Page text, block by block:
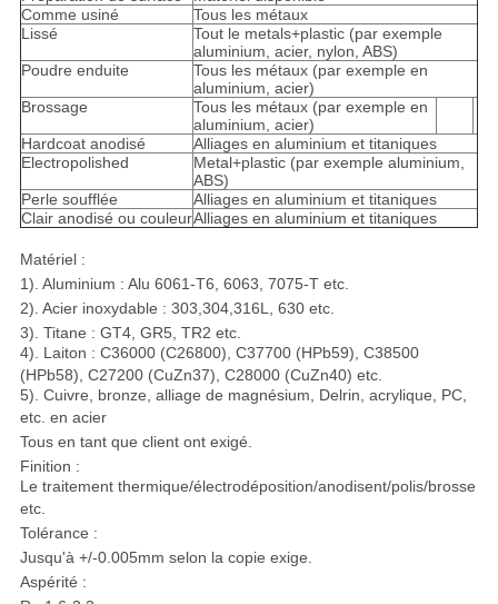
Comme usiné
Tous les métaux
Lissé
Tout le metals+plastic (par exemple
aluminium, acier, nylon, ABS)
Poudre enduite
Tous les métaux (par exemple en
aluminium, acier)
Brossage
Tous les métaux (par exemple en
aluminium, acier)
Hardcoat anodisé
Alliages en aluminium et titaniques
Electropolished
Metal+plastic (par exemple aluminium,
ABS)
Perle soufflée
Alliages en aluminium et titaniques
Clair anodisé ou couleurAlliages en aluminium et titaniques
Matériel :
1). Aluminium : Alu 6061-T6, 6063, 7075-T etc.
2). Acier inoxydable : 303,304,316L, 630 etc.
3). Titane : GT4, GR5, TR2 etc.
4). Laiton : C36000 (C26800), C37700 (HPb59), C38500
(HPb58), C27200 (CuZn37), C28000 (CuZn40) etc.
5). Cuivre, bronze, alliage de magnésium, Delrin, acrylique, PC,
etc. en acier
Tous en tant que client ont exigé.
Finition :
Le traitement thermique/électrodéposition/anodisent/polis/brosse
etc.
Tolérance :
Jusqu'à +/-0.005mm selon la copie exige.
Aspérité :